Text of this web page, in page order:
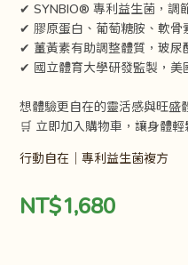
✔ SYNBIO® 專利益生菌，調
✔ 膠原蛋白、葡萄糖胺、軟骨
✔ 薑黃素有助調整體質，玻尿
✔ 國立體育大學研發監製，美
想體驗更自在的靈活感與旺盛
🛒 立即加入購物車，讓身體輕
行動自在｜專利益生菌複方
NT$1,680